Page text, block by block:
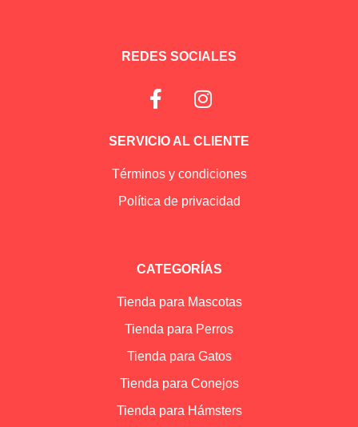
REDES SOCIALES
SERVICIO AL CLIENTE
Términos y condiciones
Política de privacidad
CATEGORÍAS
Tienda para Mascotas
Tienda para Perros
Tienda para Gatos
Tienda para Conejos
Tienda para Hámsters